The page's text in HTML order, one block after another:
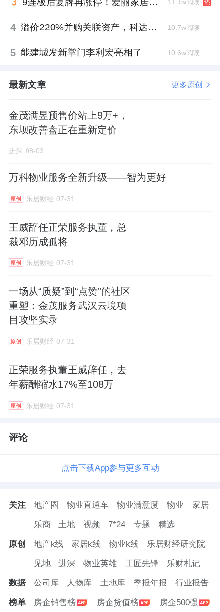
11.1w阅读 热
4 溢价220%并购关联资产，科达制造近75亿元重组被否 10.7w阅读
5 能建城发新掌门李利宏亮相了 10.6w阅读
最新文章 更多原创
金茂满昱预售价站上9万+，
东坝改善盘正在重新定价
进深 08-03
万科物业服务全新升级——智为更好
原创 乐居财经 07-31
王威辞任正荣服务执董，总
裁邓历成孤将
原创 乐居财经 07-31
一场从“质疑”到“点赞”的社区
重塑：金茂服务武汉云境项
目攻坚实录
原创 乐居财经 07-31
正荣服务执董王威辞任，去
年薪酬缩水17%至108万
原创 乐居财经 07-31
评论
点击下载App参与更多互动
关注 地产圈 物业直通车 物业满意度 物业 家居
乐商 土地 视频 7*24 专题 精选
原创 地产k线 家居k线 物业k线 乐居财经研究院
见地 进深 物业英雄 工匠先锋 乐财札记
数据 公司库 人物库 土地库 季报年报 行业报告
榜单 房企销售榜 房企货值榜 房企500强